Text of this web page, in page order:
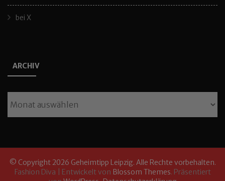
bei X
ARCHIV
© Copyright 2026 Geheimtipp Leipzig. Alle Rechte vorbehalten.
Fashion Diva | Entwickelt von Blossom Themes. Präsentiert